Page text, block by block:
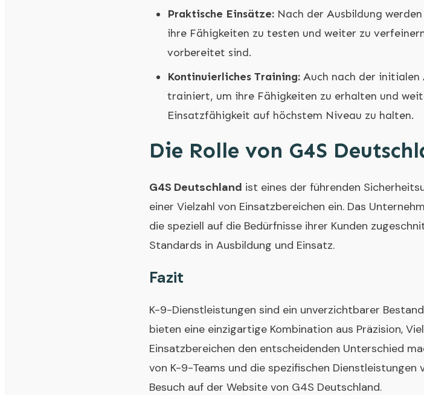
Praktische Einsätze: Nach der Ausbildung
ihre Fähigkeiten zu testen und weiter zu
vorbereitet sind.
Kontinuierliches Training: Auch nach der initialen
trainiert, um ihre Fähigkeiten zu erhalten und
Einsatzfähigkeit auf höchstem Niveau zu halten.
Die Rolle von G4S
G4S Deutschland ist eines der führenden
einer Vielzahl von Einsatzbereichen ein. Das
die speziell auf die Bedürfnisse ihrer Kunden
Standards in Ausbildung und Einsatz.
Fazit
K-9-Dienstleistungen sind ein unverzichtbarer
bieten eine einzigartige Kombination aus Präzision,
Einsatzbereichen den entscheidenden Unterschied
von K-9-Teams und die spezifischen Dienstleistungen
Besuch auf der Website von G4S Deutschland.